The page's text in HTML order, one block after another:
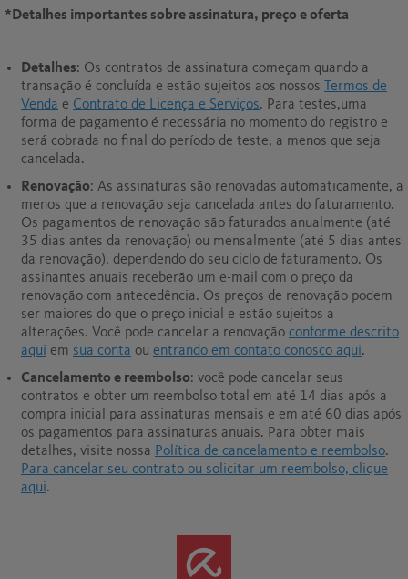
* Detalhes importantes sobre assinatura, preço e oferta
Detalhes: Os contratos de assinatura começam quando a
transação é concluída e estão sujeitos aos nossos
Termos de
Venda e Contrato de Licença e Serviços. Para testes,uma
forma de pagamento é necessária no momento do registro e
será cobrada no final do período de teste, a menos que seja
cancelada.
Renovação: As assinaturas são renovadas automaticamente, a
menos que a renovação seja cancelada antes do faturamento.
Os pagamentos de renovação são faturados anualmente (até
35 dias antes da renovação) ou mensalmente (até 5 dias antes
da renovação), dependendo do seu ciclo de faturamento. Os
assinantes anuais receberão um e-mail com o preço da
renovação com antecedência. Os preços de renovação podem
ser maiores do que o preço inicial e estão sujeitos a
alterações. Você pode cancelar a renovação conforme descrito
aqui em sua conta ou entrando em contato conosco aqui.
Cancelamento e reembolso: você pode cancelar seus
contratos e obter um reembolso total em até 14 dias após a
compra inicial para assinaturas mensais e em até 60 dias após
os pagamentos para assinaturas anuais. Para obter mais
detalhes, visite nossa Política de cancelamento e reembolso.
Para cancelar seu contrato ou solicitar um reembolso, clique
aqui.